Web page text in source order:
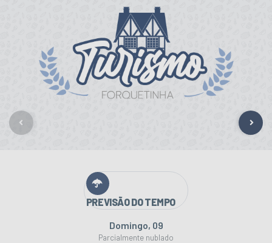
Igreja Evangélica Luterana do Brasil
PREVISÃO DO TEMPO
Segunda-feira
Parcialmente nublado